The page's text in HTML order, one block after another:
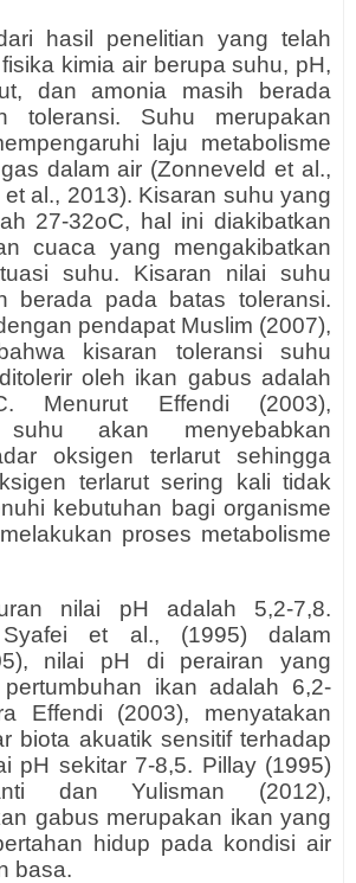
hasil penelitian yang telah
kimia air berupa suhu, pH,
dan amonia masih berada
toleransi. Suhu merupakan
laju metabolisme
dalam air (Zonneveld et al.,
al., 2013). Kisaran suhu yang
27-32oC, hal ini diakibatkan
cuaca yang mengakibatkan
suhu. Kisaran nilai suhu
berada pada batas toleransi.
pendapat Muslim (2007),
kisaran toleransi suhu
oleh ikan gabus adalah
Menurut Effendi (2003),
suhu akan menyebabkan
oksigen terlarut sehingga
terlarut sering kali tidak
kebutuhan bagi organisme
proses metabolisme
nilai pH adalah 5,2-7,8.
Syafei et al., (1995) dalam
nilai pH di perairan yang
ikan adalah 6,2-
Effendi (2003), menyatakan
biota akuatik sensitif terhadap
pH sekitar 7-8,5. Pillay (1995)
dan Yulisman (2012),
gabus merupakan ikan yang
hidup pada kondisi air
basa.